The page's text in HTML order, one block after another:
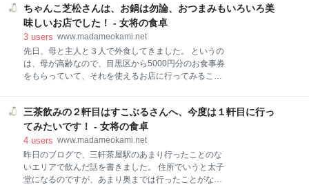
飲み 葡萄酒一番館さん tabelog.com 甲府駅の改札を出
るとすぐこちらのお店が見えて、行きから気になって
いました。 なので、帰りには寄ろう、と最初か
り、とってもらくちん。 お弁当も詰めるだけ、という
日が何日かありましたし、お夕飯もちょっと温めて、
味付けだけして、のようにささっと仕上げられて良か
ったです。 やっぱり作り置きって、時間があるならや
っておくに限りますね。 平日のおつまみには作り置き
のものが大活躍しています。 ある日のテーブル いかと
きもろこし 平日のおつまみには作り置きのものが大活
躍しています。 ある日のテーブル この日は、主人に美
味しいお肉を焼いてもらいましたが、あとはほぼ盛り
付けだ
ちゃんこ芝松さんは、お鍋は勿論、おつまみもいろいろ美
味しいお店でした！ - 女将の食卓
3 users www.madameokami.net
先日、母と主人と３人で外食してきました。 というの
は、母が高齢なので、目黒区から5000円分のお食事券
をもらっていて、それを使えるお店に行ってみること
りたまには３人で外食してみよう、となったのです
が、母はお酒が飲めないし、私達は飲みたいし、みん
なが楽しめるお店ってなかなか難しい。 ずっといろい
ろ悩んでいましたが、ふと思いついて、気になってい
たちゃんこ屋さん芝松さんに行ってみることにしまし
た。 ちゃんこ芝松さんは、お鍋は勿論、おつまみもい
三茶飲みの２軒目はすこぶるさんへ、今度は１軒目に行っ
てみたいです！ - 女将の食卓
4 users www.madameokami.net
昨日のブログで、三軒茶屋駅のあまり行ったことのな
いエリアで飲んだ話を書きました。 住所でいうと太子
堂になるのですが、あまり奥までは行ったことがなか